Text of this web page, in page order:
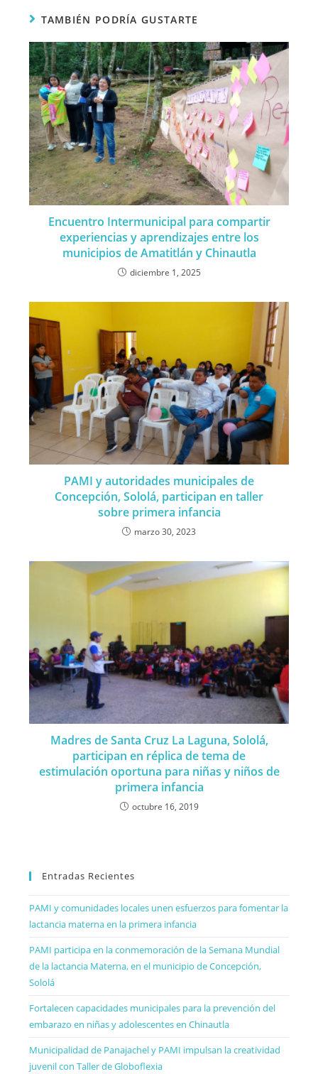
TAMBIÉN PODRÍA GUSTARTE
Encuentro Intermunicipal para compartir
experiencias y aprendizajes entre los
municipios de Amatitlán y Chinautla
diciembre 1, 2025
PAMI y autoridades municipales de
Concepción, Sololá, participan en taller
sobre primera infancia
marzo 30, 2023
Madres de Santa Cruz La Laguna, Sololá,
participan en réplica de tema de
estimulación oportuna para niñas y niños de
primera infancia
octubre 16, 2019
Entradas Recientes
PAMI y comunidades locales unen esfuerzos para fomentar la
lactancia materna en la primera infancia
PAMI participa en la conmemoración de la Semana Mundial
de la lactancia Materna, en el municipio de Concepción,
Sololá
Fortalecen capacidades municipales para la prevención del
embarazo en niñas y adolescentes en Chinautla
Municipalidad de Panajachel y PAMI impulsan la creatividad
juvenil con Taller de Globoflexia